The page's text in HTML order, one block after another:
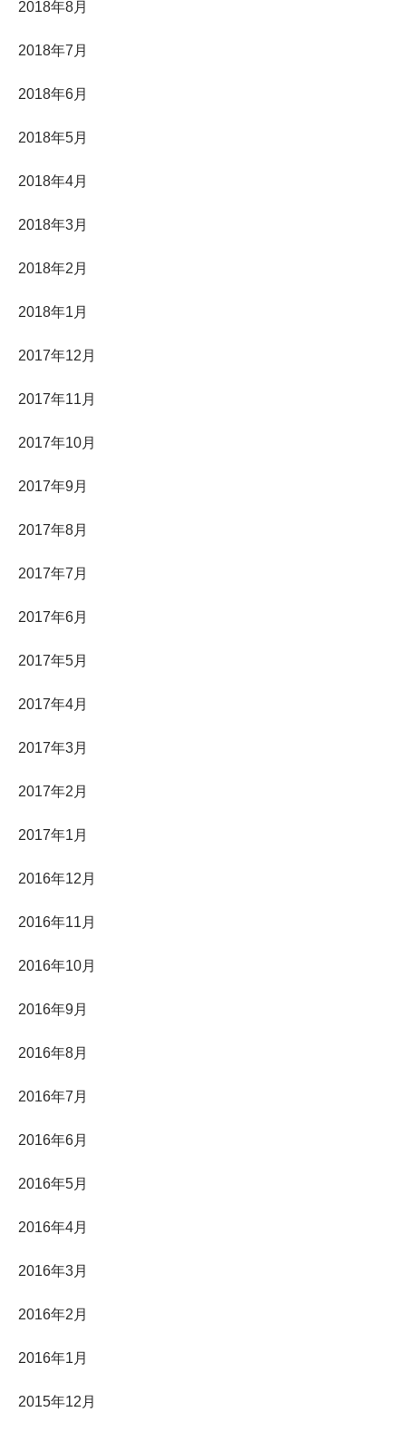
2018年8月
2018年7月
2018年6月
2018年5月
2018年4月
2018年3月
2018年2月
2018年1月
2017年12月
2017年11月
2017年10月
2017年9月
2017年8月
2017年7月
2017年6月
2017年5月
2017年4月
2017年3月
2017年2月
2017年1月
2016年12月
2016年11月
2016年10月
2016年9月
2016年8月
2016年7月
2016年6月
2016年5月
2016年4月
2016年3月
2016年2月
2016年1月
2015年12月